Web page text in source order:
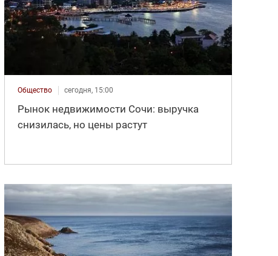
Общество сегодня, 15:00
Рынок недвижимости Сочи: выручка
снизилась, но цены растут